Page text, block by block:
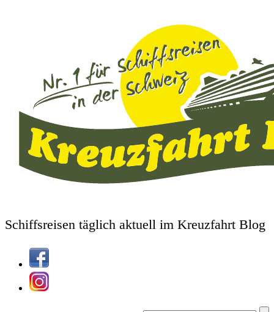
Schiffsreisen täglich aktuell im Kreuzfahrt Blog